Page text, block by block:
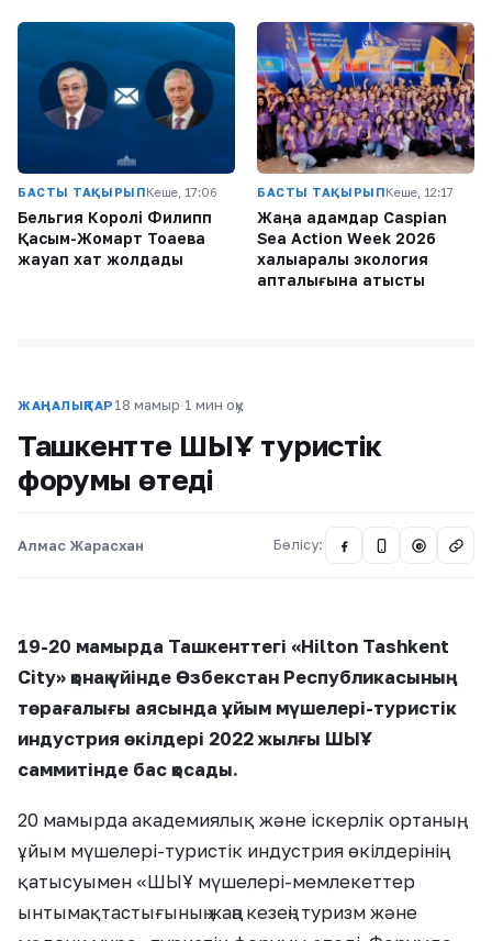
БАСТЫ ТАҚЫРЫПКеше, 17:06
Бельгия Королі Филипп
Қасым-Жомарт Тоқаевқа
жауап хат жолдады
БАСТЫ ТАҚЫРЫПКеше, 12:17
Жаңа адамдар Caspian
Sea Action Week 2026
халықаралық экология
апталығына қатысты
ЖАҢАЛЫҚТАР 18 мамыр·1 мин оқу
Ташкентте ШЫҰ туристік
форумы өтеді
Алмас Жарасхан Бөлісу: @
19-20 мамырда Ташкенттегі «Hilton Tashkent
City» қонақ үйінде Өзбекстан Республикасының
төрағалығы аясында ұйым мүшелері-туристік
индустрия өкілдері 2022 жылғы ШЫҰ
саммитінде бас қосады.
20 мамырда академиялық және іскерлік ортаның,
ұйым мүшелері-туристік индустрия өкілдерінің
қатысуымен «ШЫҰ мүшелері-мемлекеттер
ынтымақтастығының жаңа кезеңі: туризм және